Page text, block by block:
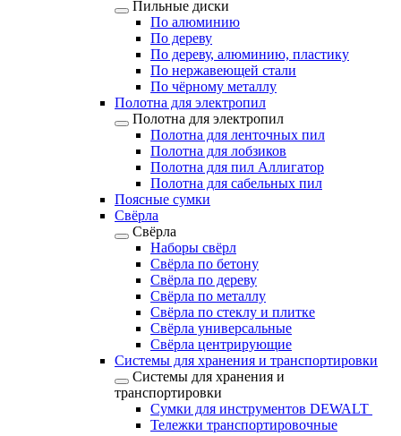
Пильные диски
По алюминию
По дереву
По дереву, алюминию, пластику
По нержавеющей стали
По чёрному металлу
Полотна для электропил
Полотна для электропил
Полотна для ленточных пил
Полотна для лобзиков
Полотна для пил Аллигатор
Полотна для сабельных пил
Поясные сумки
Свёрла
Свёрла
Наборы свёрл
Свёрла по бетону
Свёрла по дереву
Свёрла по металлу
Свёрла по стеклу и плитке
Свёрла универсальные
Свёрла центрирующие
Системы для хранения и транспортировки
Системы для хранения и
транспортировки
Сумки для инструментов DEWALT
Тележки транспортировочные